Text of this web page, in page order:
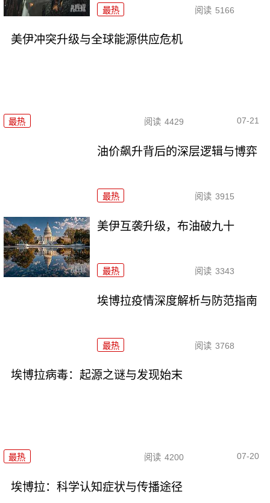
最热 阅读 5166
美伊冲突升级与全球能源供应危机
最热 阅读 4429 07-21
油价飙升背后的深层逻辑与博弈
最热 阅读 3915
美伊互袭升级，布油破九十
最热 阅读 3343
埃博拉疫情深度解析与防范指南
最热 阅读 3768
埃博拉病毒：起源之谜与发现始末
最热 阅读 4200 07-20
埃博拉：科学认知症状与传播途径